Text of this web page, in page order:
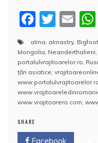
F
c
e
b
o
k
T
w
itt
er
E
m
ai
l
h
alma, almastry,
Mongolia, Neanderthalieni,
portalulvrajitoarelor.ro,
ţări asiatice,
www.vrajitoarero.com,
SHARE
Facebook